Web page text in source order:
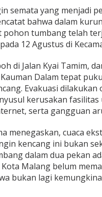
semata yang menjadi
bahwa dalam
pohon tumbang telah
12 Agustus di
di Jalan Kyai Tamim,
Dalam tepat
Evakuasi dilakukan
kerusakan
serta gangguan
menegaskan, cuaca
kencang ini bukan
dalam dua pekan
Malang belum
bukan lagi